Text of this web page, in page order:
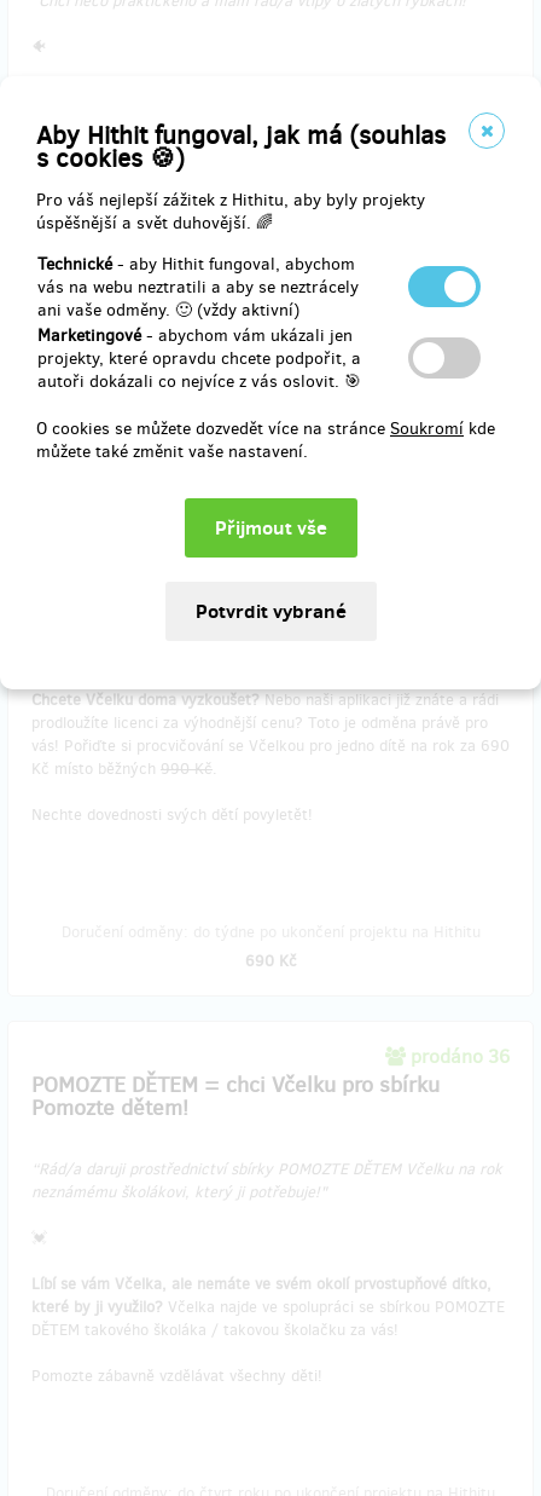
Aby Hithit fungoval, jak má (souhlas
s cookies 🍪)
Pro váš nejlepší zážitek z Hithitu, aby byly projekty
úspěšnější a svět duhovější. 🌈
Technické- aby Hithit fungoval, abychom
vás na webu neztratili a aby se neztrácely
ani vaše odměny. 🙂 (vždy aktivní)
Marketingové- abychom vám ukázali jen
projekty, které opravdu chcete podpořit, a
autoři dokázali co nejvíce z vás oslovit. 🎯
O cookies se můžete dozvedět více na stránce Soukromí kde
můžete také změnit vaše nastavení.
🐠
odpoví naše plátěná taška! Že máte doma fixy na textil a můžete si
tak tašku vybarvit? Výborně!
(doprava je zahrnuta v ceně)
Doručení odměny: na poštovní adresu, do čtvrt roku po ukončení
projektu na Hithitu
350 Kč
PROCVIČOVÁNÍ SE VČELKOU = chci Včelku
Chcete Včelku doma vyzkoušet?Nebo naši aplikaci již znáte a rádi
prodloužíte licenci za výhodnější cenu? Toto je odměna právě pro
vás! Pořiďte si procvičování se Včelkou pro jedno dítě na rok za 690
Kč místo běžných 990 Kč.
Nechte dovednosti svých dětí povyletět!
690 Kč
prodáno 36
POMOZTE DĚTEM = chci Včelku pro sbírku
Pomozte dětem!
“Rád/a daruji prostřednictví sbírky POMOZTE DĚTEM Včelku na rok
neznámému školákovi, který ji potřebuje!"
💓
Líbí se vám Včelka, ale nemáte ve svém okolí prvostupňové dítko,
které by ji využilo? Včelka najde ve spolupráci se sbírkou POMOZTE
DĚTEM takového školáka / takovou školačku za vás!
Pomozte zábavně vzdělávat všechny děti!